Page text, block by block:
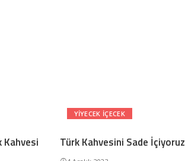
Kahvesi
YIYECEK IÇECEK
Türk Kahvesini Sade İçiyoruz